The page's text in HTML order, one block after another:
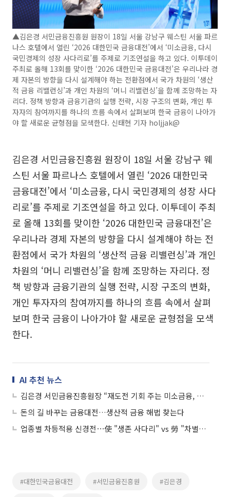
▲김은경 서민금융진흥원 원장이 18일 서울 강남구 웨스틴 서울 파르
나스 호텔에서 열린 ‘2026 대한민국 금융대전’에서 ‘미소금융, 다시
국민경제의 성장 사다리로’를 주제로 기조연설을 하고 있다. 이투데이
주최로 올해 13회를 맞이한 ‘2026 대한민국 금융대전’은 우리나라 경
제 자본의 방향을 다시 설계해야 하는 전환점에서 국가 차원의 ‘생산
적 금융 리밸런싱’과 개인 차원의 ‘머니 리밸런싱’을 함께 조망하는 자
리다. 정책 방향과 금융기관의 실행 전략, 시장 구조의 변화, 개인 투
자자의 참여까지를 하나의 흐름 속에서 살펴보며 한국 금융이 나아가
야 할 새로운 균형점을 모색한다. 신태현 기자 holjjak@
김은경 서민금융진흥원 원장이 18일 서울 강남구 웨
스틴 서울 파르나스 호텔에서 열린 ‘2026 대한민국
금융대전’에서 ‘미소금융, 다시 국민경제의 성장 사다
리로’를 주제로 기조연설을 하고 있다. 이투데이 주최
로 올해 13회를 맞이한 ‘2026 대한민국 금융대전’은
우리나라 경제 자본의 방향을 다시 설계해야 하는 전
환점에서 국가 차원의 ‘생산적 금융 리밸런싱’과 개인
차원의 ‘머니 리밸런싱’을 함께 조망하는 자리다. 정
책 방향과 금융기관의 실행 전략, 시장 구조의 변화,
개인 투자자의 참여까지를 하나의 흐름 속에서 살펴
보며 한국 금융이 나아가야 할 새로운 균형점을 모색
한다.
AI 추천 뉴스
김은경 서민금융진흥원장 “재도전 기회 주는 미소금융, 예방적 생산금융”
돈의 길 바꾸는 금융대전…생산적 금융 해법 찾는다
업종별 차등적용 신경전⋯使 "생존 사다리" vs 勞 "차별적 낙인"
#대한민국금융대전 #서민금융진흥원 #김은경